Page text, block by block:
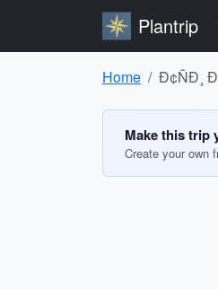
Plantrip
Home Ð¢ÑÐ¸
Make this trip
Create your own